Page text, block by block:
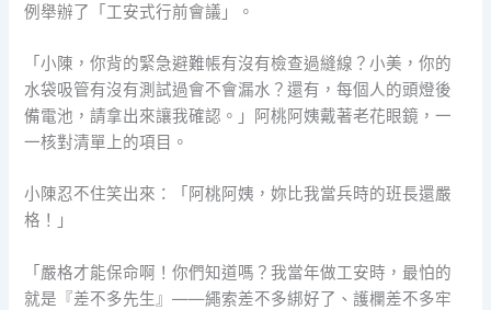
例舉辦了「工安式行前會議」。
「小陳，你背的緊急避難帳有沒有檢查過縫線？小美，你的
水袋吸管有沒有測試過會不會漏水？還有，每個人的頭燈後
備電池，請拿出來讓我確認。」阿桃阿姨戴著老花眼鏡，一
一核對清單上的項目。
小陳忍不住笑出來：「阿桃阿姨，妳比我當兵時的班長還嚴
格！」
「嚴格才能保命啊！你們知道嗎？我當年做工安時，最怕的
就是『差不多先生』——繩索差不多綁好了、護欄差不多牢